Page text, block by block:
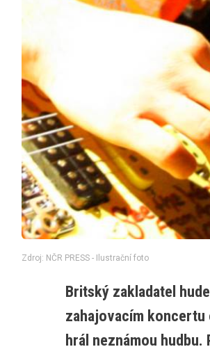
Zdroj: NČR PRESS - Ilustrační foto
Britský zakladatel
zahajovacím
hrál neznámou